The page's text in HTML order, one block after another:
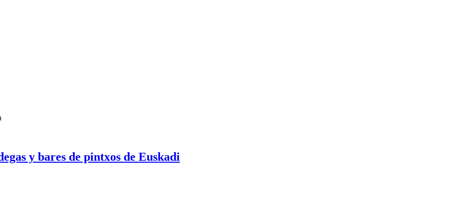
y bares de pintxos de Euskadi